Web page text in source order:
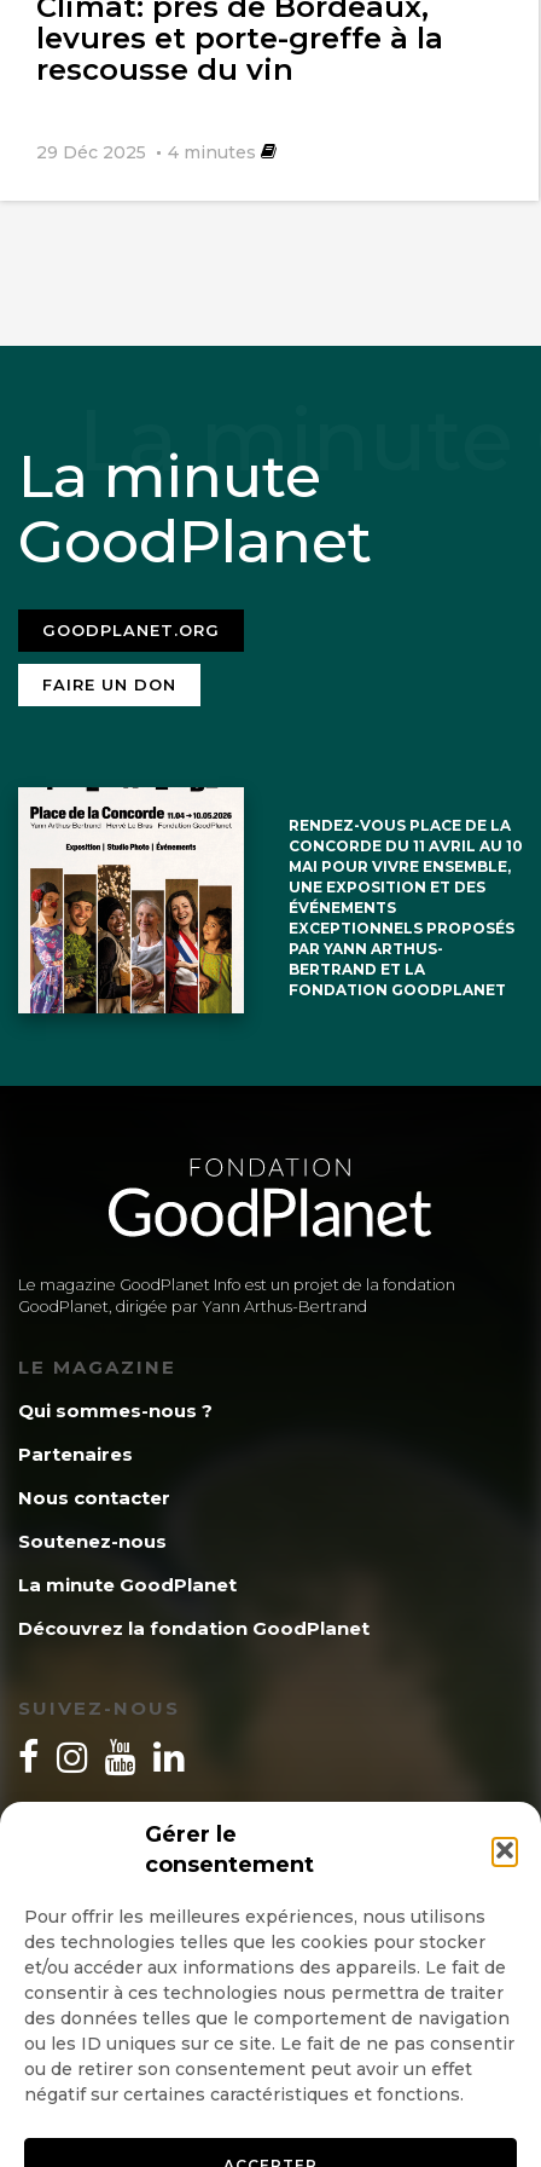
Gérer le
consentement
Pour offrir les meilleures expériences, nous utilisons
des technologies telles que les cookies pour stocker
et/ou accéder aux informations des appareils. Le fait de
consentir à ces technologies nous permettra de traiter
des données telles que le comportement de navigation
ou les ID uniques sur ce site. Le fait de ne pas consentir
ou de retirer son consentement peut avoir un effet
négatif sur certaines caractéristiques et fonctions.
levures et porte-greffe à la
rescousse du vin
29 Déc 2025 4 minutes
La minute
GoodPlanet
GOODPLANET.ORG
FAIRE UN DON
RENDEZ-VOUS PLACE DE LA
CONCORDE DU 11 AVRIL AU 10
MAI POUR VIVRE ENSEMBLE,
UNE EXPOSITION ET DES
ÉVÉNEMENTS
EXCEPTIONNELS PROPOSÉS
PAR YANN ARTHUS-
BERTRAND ET LA
FONDATION GOODPLANET
Le magazine GoodPlanet Info est un projet de la fondation
GoodPlanet, dirigée par Yann Arthus-Bertrand
LE MAGAZINE
Qui sommes-nous ?
Partenaires
Nous contacter
Soutenez-nous
La minute GoodPlanet
Découvrez la fondation GoodPlanet
SUIVEZ-NOUS
INSCRIPTION NEWSLETTER
Quotidienne
Hebdo
OK